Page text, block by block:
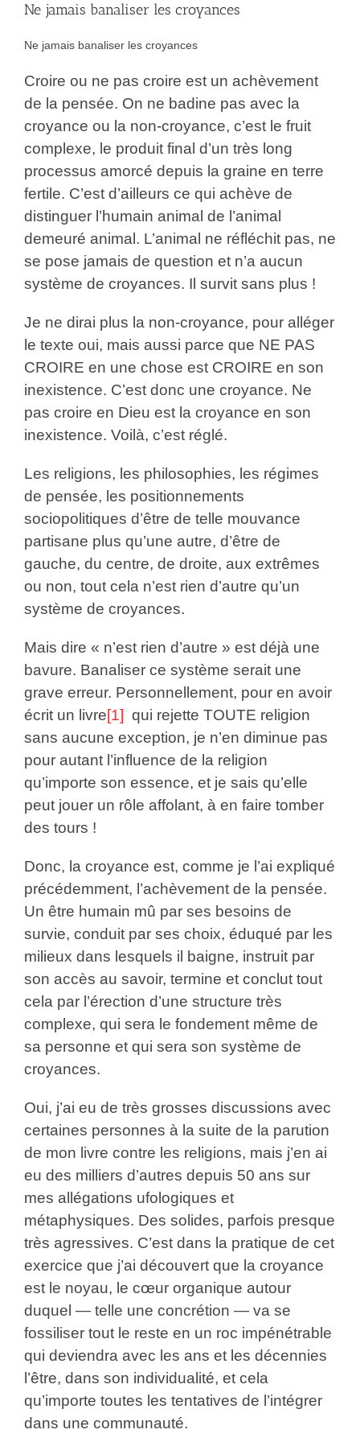
Ne jamais banaliser les croyances
Ne jamais banaliser les croyances
Croire ou ne pas croire est un achèvement
de la pensée. On ne badine pas avec la
croyance ou la non-croyance, c’est le fruit
complexe, le produit final d’un très long
processus amorcé depuis la graine en terre
fertile. C’est d’ailleurs ce qui achève de
distinguer l’humain animal de l’animal
demeuré animal. L’animal ne réfléchit pas, ne
se pose jamais de question et n’a aucun
système de croyances. Il survit sans plus !
Je ne dirai plus la non-croyance, pour alléger
le texte oui, mais aussi parce que NE PAS
CROIRE en une chose est CROIRE en son
inexistence. C’est donc une croyance. Ne
pas croire en Dieu est la croyance en son
inexistence. Voilà, c’est réglé.
Les religions, les philosophies, les régimes
de pensée, les positionnements
sociopolitiques d’être de telle mouvance
partisane plus qu’une autre, d’être de
gauche, du centre, de droite, aux extrêmes
ou non, tout cela n’est rien d’autre qu’un
système de croyances.
Mais dire « n’est rien d’autre » est déjà une
bavure. Banaliser ce système serait une
grave erreur. Personnellement, pour en avoir
écrit un livre[1] qui rejette TOUTE religion
sans aucune exception, je n’en diminue pas
pour autant l’influence de la religion
qu’importe son essence, et je sais qu’elle
peut jouer un rôle affolant, à en faire tomber
des tours !
Donc, la croyance est, comme je l’ai expliqué
précédemment, l’achèvement de la pensée.
Un être humain mû par ses besoins de
survie, conduit par ses choix, éduqué par les
milieux dans lesquels il baigne, instruit par
son accès au savoir, termine et conclut tout
cela par l’érection d’une structure très
complexe, qui sera le fondement même de
sa personne et qui sera son système de
croyances.
Oui, j’ai eu de très grosses discussions avec
certaines personnes à la suite de la parution
de mon livre contre les religions, mais j’en ai
eu des milliers d’autres depuis 50 ans sur
mes allégations ufologiques et
métaphysiques. Des solides, parfois presque
très agressives. C’est dans la pratique de cet
exercice que j’ai découvert que la croyance
est le noyau, le cœur organique autour
duquel — telle une concrétion — va se
fossiliser tout le reste en un roc impénétrable
qui deviendra avec les ans et les décennies
l’être, dans son individualité, et cela
qu’importe toutes les tentatives de l’intégrer
dans une communauté.